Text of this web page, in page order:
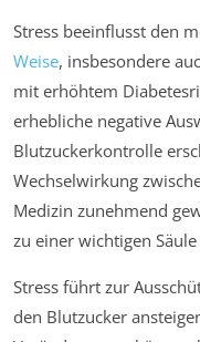
Stress beeinflusst den
Weise, insbesondere
mit erhöhtem
erhebliche negative
Blutzuckerkontrolle
Wechselwirkung
Medizin zunehmend
zu einer wichtigen
Stress führt zur
den Blutzucker